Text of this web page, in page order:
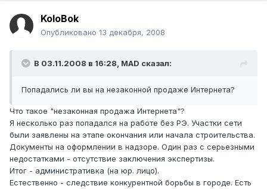
KoloBok
Опубликовано 13 декабря, 2008
В 03.11.2008 в 16:28, MAD сказал:
Попадались ли вы на незаконной продаже Интернета?
Что такое "незаконная продажа Интернета"?
Я несколько раз попадался на работе без РЭ. Участки сети
были заявлены на этапе окончания или начала строительства.
Документы на оформлении в надзоре. Один раз с серьезными
недостатками - отсутствие заключения экспертизы.
Итог - административка (на юр. лицо).
Естественно - следствие конкурентной борьбы в городе. Есть